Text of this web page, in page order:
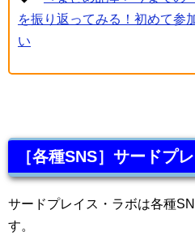
を振り返ってみる！初めて参
い
［各種SNS］サードプ
サードプレイス・ラボは各種
す。